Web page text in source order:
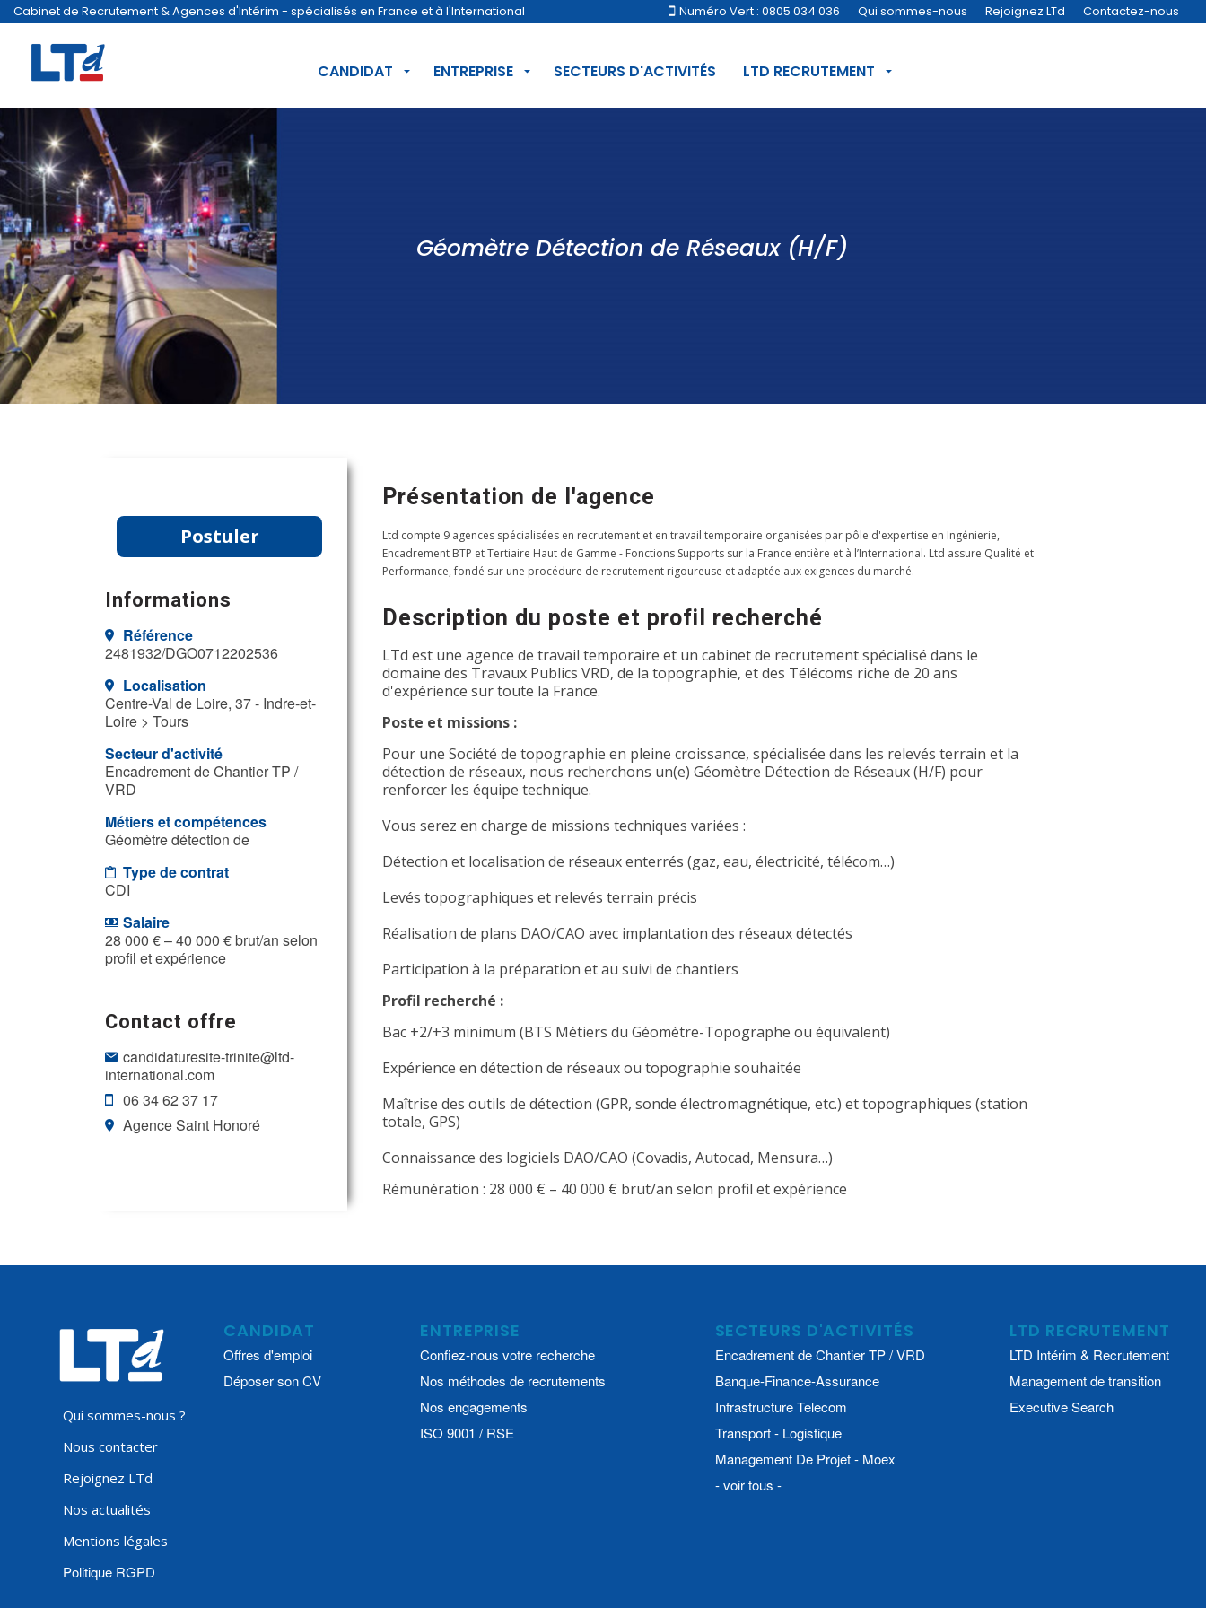
Cabinet de Recrutement & Agences d'Intérim - spécialisés en France et à l'International Numéro Vert : 0805 034 036 Qui sommes-nous Rejoignez LTd Contactez-nous
CANDIDAT ENTREPRISE SECTEURS D'ACTIVITÉS LTD RECRUTEMENT
Géomètre Détection de Réseaux (H/F)
Postuler
Informations
Référence
2481932/DGO0712202536
Localisation
Centre-Val de Loire, 37 - Indre-et-
Loire > Tours
Secteur d'activité
Encadrement de Chantier TP /
VRD
Métiers et compétences
Géomètre détection de
Type de contrat
CDI
Salaire
28 000 € – 40 000 € brut/an selon
profil et expérience
Contact offre
candidaturesite-trinite@ltd-
international.com
06 34 62 37 17
Agence Saint Honoré
Présentation de l'agence
Ltd compte 9 agences spécialisées en recrutement et en travail temporaire organisées par pôle d'expertise en Ingénierie,
Encadrement BTP et Tertiaire Haut de Gamme - Fonctions Supports sur la France entière et à l’International. Ltd assure Qualité et
Performance, fondé sur une procédure de recrutement rigoureuse et adaptée aux exigences du marché.
Description du poste et profil recherché
LTd est une agence de travail temporaire et un cabinet de recrutement spécialisé dans le
domaine des Travaux Publics VRD, de la topographie, et des Télécoms riche de 20 ans
d'expérience sur toute la France.
Poste et missions :
Pour une Société de topographie en pleine croissance, spécialisée dans les relevés terrain et la
détection de réseaux, nous recherchons un(e) Géomètre Détection de Réseaux (H/F) pour
renforcer les équipe technique.
Vous serez en charge de missions techniques variées :
Détection et localisation de réseaux enterrés (gaz, eau, électricité, télécom…)
Levés topographiques et relevés terrain précis
Réalisation de plans DAO/CAO avec implantation des réseaux détectés
Participation à la préparation et au suivi de chantiers
Profil recherché :
Bac +2/+3 minimum (BTS Métiers du Géomètre-Topographe ou équivalent)
Expérience en détection de réseaux ou topographie souhaitée
Maîtrise des outils de détection (GPR, sonde électromagnétique, etc.) et topographiques (station
totale, GPS)
Connaissance des logiciels DAO/CAO (Covadis, Autocad, Mensura…)
Rémunération : 28 000 € – 40 000 € brut/an selon profil et expérience
Qui sommes-nous ?
Nous contacter
Rejoignez LTd
Nos actualités
Mentions légales
Politique RGPD
CANDIDAT
Offres d'emploi
Déposer son CV
ENTREPRISE
Confiez-nous votre recherche
Nos méthodes de recrutements
Nos engagements
ISO 9001 / RSE
SECTEURS D'ACTIVITÉS
Encadrement de Chantier TP / VRD
Banque-Finance-Assurance
Infrastructure Telecom
Transport - Logistique
Management De Projet - Moex
- voir tous -
LTD RECRUTEMENT
LTD Intérim & Recrutement
Management de transition
Executive Search